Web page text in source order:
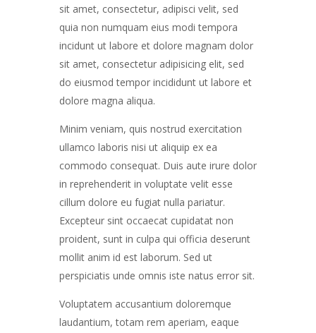
sit amet, consectetur, adipisci velit, sed
quia non numquam eius modi tempora
incidunt ut labore et dolore magnam dolor
sit amet, consectetur adipisicing elit, sed
do eiusmod tempor incididunt ut labore et
dolore magna aliqua.
Minim veniam, quis nostrud exercitation
ullamco laboris nisi ut aliquip ex ea
commodo consequat. Duis aute irure dolor
in reprehenderit in voluptate velit esse
cillum dolore eu fugiat nulla pariatur.
Excepteur sint occaecat cupidatat non
proident, sunt in culpa qui officia deserunt
mollit anim id est laborum. Sed ut
perspiciatis unde omnis iste natus error sit.
Voluptatem accusantium doloremque
laudantium, totam rem aperiam, eaque